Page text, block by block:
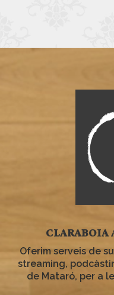
CLARABOIA
Oferim serveis de
streaming,
de Mataró, per a